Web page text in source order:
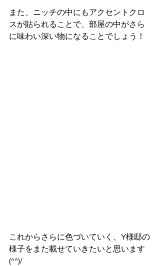
また、ニッチの中にもアクセントクロ
スが貼られることで、部屋の中がさら
に味わい深い物になることでしょう！
これからさらに色づいていく、Y様邸の
様子をまた載せていきたいと思います
(^^)/